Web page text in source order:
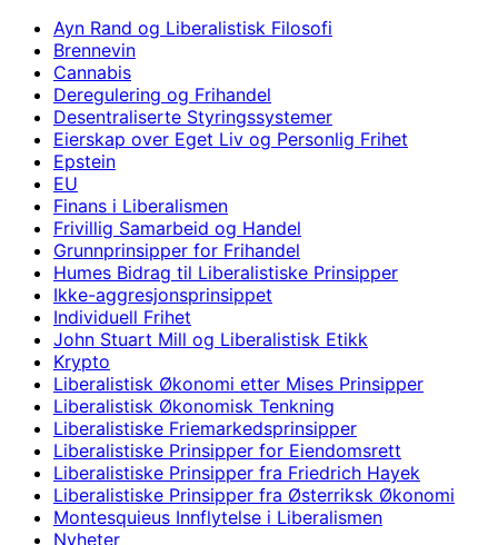
Ayn Rand og Liberalistisk Filosofi
Brennevin
Cannabis
Deregulering og Frihandel
Desentraliserte Styringssystemer
Eierskap over Eget Liv og Personlig Frihet
Epstein
EU
Finans i Liberalismen
Frivillig Samarbeid og Handel
Grunnprinsipper for Frihandel
Humes Bidrag til Liberalistiske Prinsipper
Ikke-aggresjonsprinsippet
Individuell Frihet
John Stuart Mill og Liberalistisk Etikk
Krypto
Liberalistisk Økonomi etter Mises Prinsipper
Liberalistisk Økonomisk Tenkning
Liberalistiske Friemarkedsprinsipper
Liberalistiske Prinsipper for Eiendomsrett
Liberalistiske Prinsipper fra Friedrich Hayek
Liberalistiske Prinsipper fra Østerriksk Økonomi
Montesquieus Innflytelse i Liberalismen
Nyheter